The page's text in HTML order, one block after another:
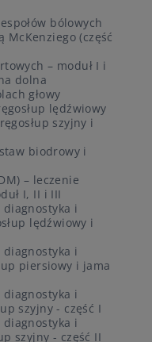
bólowych
McKenziego (część
– moduł I i
dolna
głowy
lędźwiowy
szyjny i
biodrowy i
– leczenie
I, II i III
diagnostyka i
lędźwiowy i
diagnostyka i
piersiowy i jama
diagnostyka i
szyjny - część I
diagnostyka i
szyjny - część II